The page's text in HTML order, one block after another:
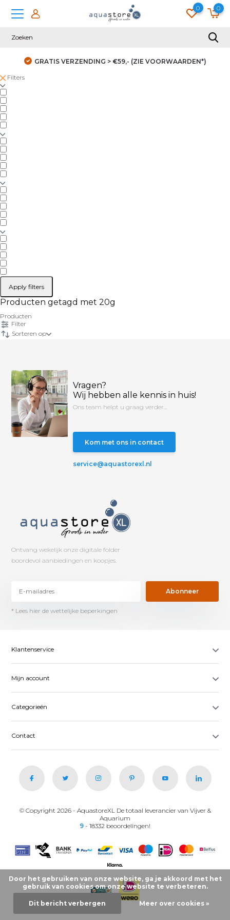
0 0
GRATIS VERZENDING > €59,- (ZIE VOORWAARDEN*)
Filters
Apply filters
Producten getagd met 20g
Producten
Filter
Sorteren op
Vragen?
Wij hebben alle kennis in huis!
Ons team helpt u graag verder...
Kom met ons in contact
service@aquastorexl.nl
Ontvang wekelijk onze digitale folder
boordevol aanbiedingen en koopjes.
Abonneer
* Lees hier de wettelijke beperkingen
Klantenservice
Mijn account
Categorieën
Contact
© Copyright 2026 - AquastoreXL De totaal leverancier van Vijver &
Aquarium
9 - 18332 beoordelingen!
Door het gebruiken van onze website, ga je akkoord met het
gebruik van cookies om onze website te verbeteren.
Dit bericht verbergen Meer over cookies »